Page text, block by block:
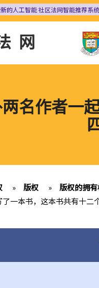
的人工智能社区法网智能推荐系统
网
名作者一
» 版权 » 版权的拥
一本书，这本书共有十